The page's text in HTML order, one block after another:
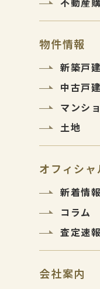
物件情報
新築戸
中古戸
マンシ
土地
オフィシ
新着情報
コラム
査定速報
会社案内